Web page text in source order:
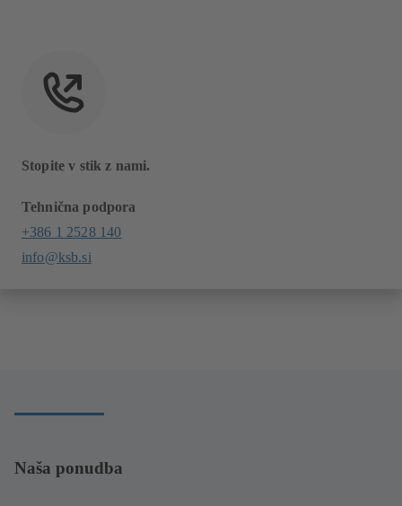
Stopite v stik z nami.
Tehnična podpora
+386 1 2528 140
info@ksb.si
Naša ponudba